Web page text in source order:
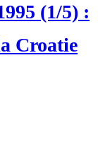
(1/5) :
Croatie